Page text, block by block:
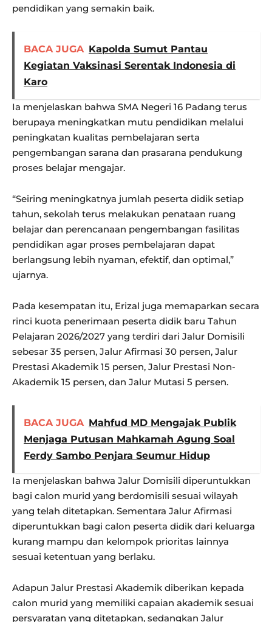
pendidikan yang semakin baik.
BACA JUGA Kapolda Sumut Pantau
Kegiatan Vaksinasi Serentak Indonesia di
Karo
Ia menjelaskan bahwa SMA Negeri 16 Padang terus
berupaya meningkatkan mutu pendidikan melalui
peningkatan kualitas pembelajaran serta
pengembangan sarana dan prasarana pendukung
proses belajar mengajar.
“Seiring meningkatnya jumlah peserta didik setiap
tahun, sekolah terus melakukan penataan ruang
belajar dan perencanaan pengembangan fasilitas
pendidikan agar proses pembelajaran dapat
berlangsung lebih nyaman, efektif, dan optimal,”
ujarnya.
Pada kesempatan itu, Erizal juga memaparkan secara
rinci kuota penerimaan peserta didik baru Tahun
Pelajaran 2026/2027 yang terdiri dari Jalur Domisili
sebesar 35 persen, Jalur Afirmasi 30 persen, Jalur
Prestasi Akademik 15 persen, Jalur Prestasi Non-
Akademik 15 persen, dan Jalur Mutasi 5 persen.
BACA JUGA Mahfud MD Mengajak Publik
Menjaga Putusan Mahkamah Agung Soal
Ferdy Sambo Penjara Seumur Hidup
Ia menjelaskan bahwa Jalur Domisili diperuntukkan
bagi calon murid yang berdomisili sesuai wilayah
yang telah ditetapkan. Sementara Jalur Afirmasi
diperuntukkan bagi calon peserta didik dari keluarga
kurang mampu dan kelompok prioritas lainnya
sesuai ketentuan yang berlaku.
Adapun Jalur Prestasi Akademik diberikan kepada
calon murid yang memiliki capaian akademik sesuai
persyaratan yang ditetapkan, sedangkan Jalur